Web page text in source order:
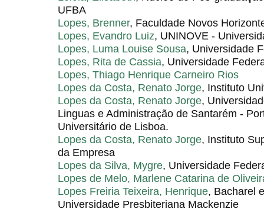
UFBA
Lopes, Brenner, Faculdade Novos
Lopes, Evandro Luiz, UNINOVE -
Lopes, Luma Louise Sousa, Universidade
Lopes, Rita de Cassia, Universidade
Lopes, Thiago Henrique Carneiro Rios
Lopes da Costa, Renato Jorge, Instituto
Lopes da Costa, Renato Jorge,
Linguas e Administração de Santarém -
Universitário de Lisboa.
Lopes da Costa, Renato Jorge, Instituto
da Empresa
Lopes da Silva, Mygre, Universidade
Lopes de Melo, Marlene Catarina de
Lopes Freiria Teixeira, Henrique, Bacharel
Universidade Presbiteriana Mackenzie